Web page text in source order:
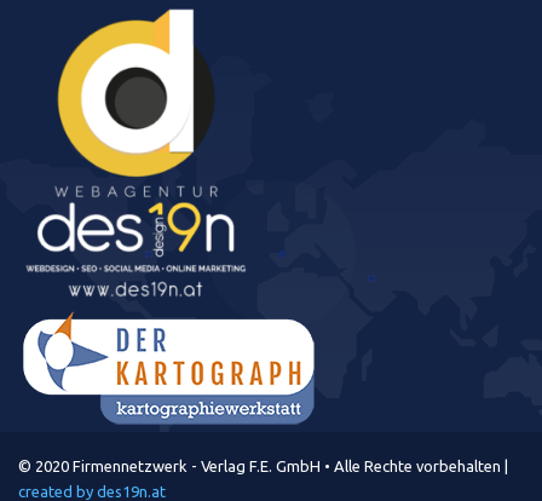
© 2020 Firmennetzwerk - Verlag F.E. GmbH • Alle Rechte vorbehalten |
created by des19n.at